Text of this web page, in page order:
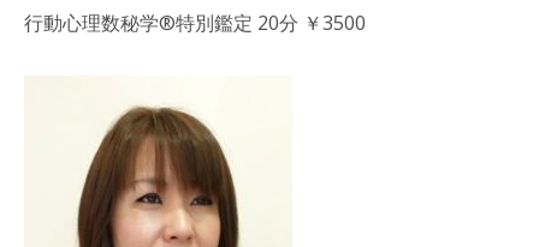
行動心理数秘学®️特別鑑定 20分 ￥3500